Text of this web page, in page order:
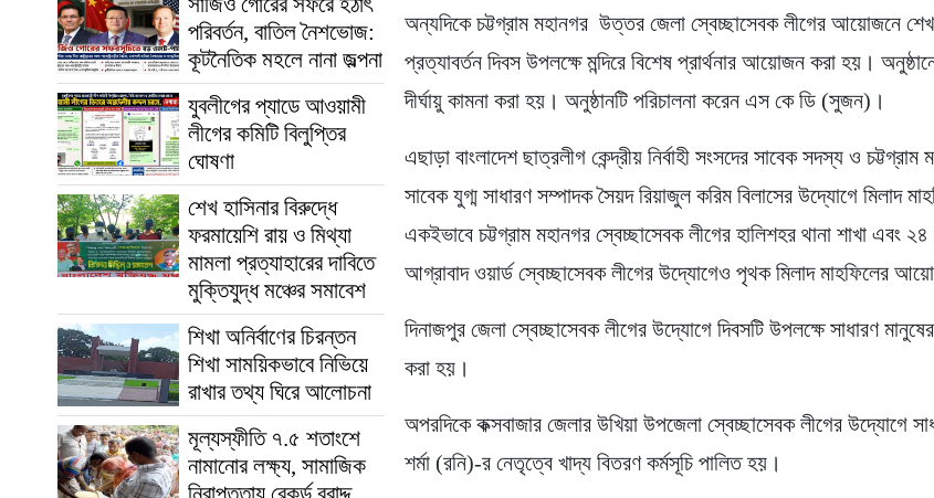
পরিবর্তন, বাতিল নৈশভোজ:
কূটনৈতিক মহলে নানা জল্পনা
যুবলীগের প্যাডে আওয়ামী
লীগের কমিটি বিলুপ্তির
ঘোষণা
শেখ হাসিনার বিরুদ্ধে
ফরমায়েশি রায় ও মিথ্যা
মামলা প্রত্যাহারের দাবিতে
মুক্তিযুদ্ধ মঞ্চের সমাবেশ
শিখা অনির্বাণের চিরন্তন
শিখা সাময়িকভাবে নিভিয়ে
রাখার তথ্য ঘিরে আলোচনা
মূল্যস্ফীতি ৭.৫ শতাংশে
নামানোর লক্ষ্য, সামাজিক
অন্যদিকে চট্টগ্রাম মহানগর উত্তর জেলা স্বেচ্ছাসেবক লীগের আয়োজনে শেখ
প্রত্যাবর্তন দিবস উপলক্ষে মন্দিরে বিশেষ প্রার্থনার আয়োজন করা হয়।
দীর্ঘায়ু কামনা করা হয়। অনুষ্ঠানটি পরিচালনা করেন এস কে ডি (সুজন)।
এছাড়া বাংলাদেশ ছাত্রলীগ কেন্দ্রীয় নির্বাহী সংসদের সাবেক সদস্য ও চট্টগ্রাম
সাবেক যুগ্ম সাধারণ সম্পাদক সৈয়দ রিয়াজুল করিম বিলাসের উদ্যোগে মিলাদ
একইভাবে চট্টগ্রাম মহানগর স্বেচ্ছাসেবক লীগের হালিশহর থানা শাখা এবং
আগ্রাবাদ ওয়ার্ড স্বেচ্ছাসেবক লীগের উদ্যোগেও পৃথক মিলাদ মাহফিলের
দিনাজপুর জেলা স্বেচ্ছাসেবক লীগের উদ্যোগে দিবসটি উপলক্ষে সাধারণ
করা হয়।
অপরদিকে কক্সবাজার জেলার উখিয়া উপজেলা স্বেচ্ছাসেবক লীগের উদ্যোগে
শর্মা (রনি)-র নেতৃত্বে খাদ্য বিতরণ কর্মসূচি পালিত হয়।